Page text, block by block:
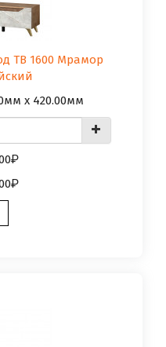
ТВ 1600 Мрамор
x 420.00мм